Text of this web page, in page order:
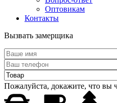
Оптовикам
Контакты
Вызвать замерщика
Пожалуйста, докажите, что вы